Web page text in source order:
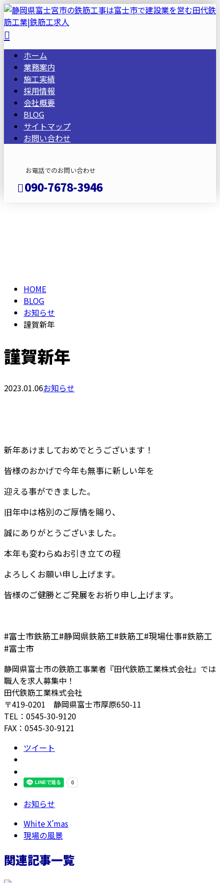
ホーム
業務案内
施工実績
採用情報
会社概要
BLOG
サイトマップ
お問い合わせ
お電話でのお問い合わせ
090-7678-3946
HOME
BLOG
お知らせ
謹賀新年
謹賀新年
2023.01.06お知らせ
新年あけましておめでとうございます！
皆様のおかげで今年も無事に新しい年を
迎える事ができました。
旧年中は格別のご厚情を賜り、
誠にありがとうございました。
本年も変わらぬお引き立ての程
よろしくお願い申し上げます。
皆様のご健勝とご発展をお祈り申し上げます。
#富士市鉄筋工#静岡県鉄筋工#鉄筋工#現場仕事#鉄筋工
#富士市
静岡県富士市の鉄筋工事業者『田代鉄筋工業株式会社』では
職人を求人募集中！
田代鉄筋工業株式会社
〒419-0201 静岡県富士市厚原650-11
TEL：0545-30-9120
FAX：0545-30-9121
ツイート
お知らせ
White X’mas
現場の風景
関連記事一覧